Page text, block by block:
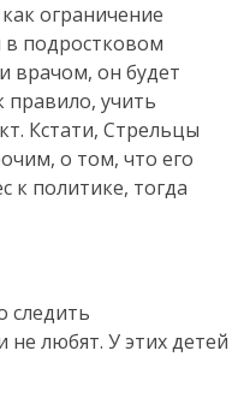
ограничение
в подростковом
врачом, он будет
правило, учить
Кстати, Стрельцы
о том, что его
к политике, тогда
следить
любят. У этих детей